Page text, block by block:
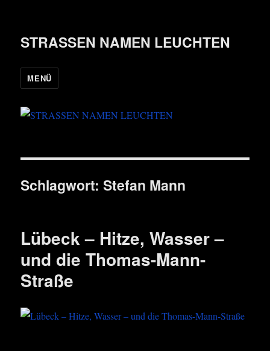
STRASSEN NAMEN LEUCHTEN
MENÜ
Schlagwort:Stefan Mann
Lübeck – Hitze, Wasser –
und die Thomas-Mann-
Straße